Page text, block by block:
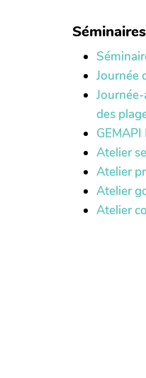
Journée
des
Atelier
Atelier
Atelier
Atelier